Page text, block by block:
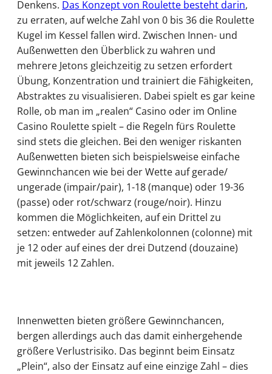
Denkens. Das Konzept von Roulette besteht darin,
zu erraten, auf welche Zahl von 0 bis 36 die Roulette
Kugel im Kessel fallen wird. Zwischen Innen- und
Außenwetten den Überblick zu wahren und
mehrere Jetons gleichzeitig zu setzen erfordert
Übung, Konzentration und trainiert die Fähigkeiten,
Abstraktes zu visualisieren. Dabei spielt es gar keine
Rolle, ob man im „realen“ Casino oder im Online
Casino Roulette spielt – die Regeln fürs Roulette
sind stets die gleichen. Bei den weniger riskanten
Außenwetten bieten sich beispielsweise einfache
Gewinnchancen wie bei der Wette auf gerade/
ungerade (impair/pair), 1-18 (manque) oder 19-36
(passe) oder rot/schwarz (rouge/noir). Hinzu
kommen die Möglichkeiten, auf ein Drittel zu
setzen: entweder auf Zahlenkolonnen (colonne) mit
je 12 oder auf eines der drei Dutzend (douzaine)
mit jeweils 12 Zahlen.
Innenwetten bieten größere Gewinnchancen,
bergen allerdings auch das damit einhergehende
größere Verlustrisiko. Das beginnt beim Einsatz
„Plein“, also der Einsatz auf eine einzige Zahl – dies